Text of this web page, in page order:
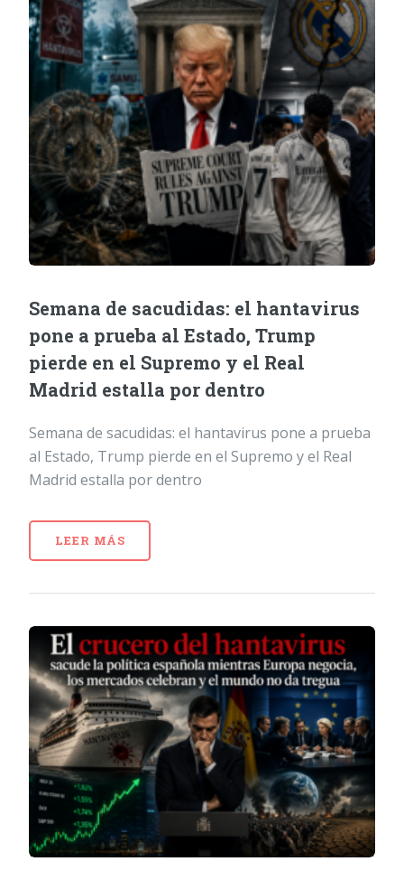
Semana de sacudidas: el hantavirus
pone a prueba al Estado, Trump
pierde en el Supremo y el Real
Madrid estalla por dentro
Semana de sacudidas: el hantavirus pone a prueba
al Estado, Trump pierde en el Supremo y el Real
Madrid estalla por dentro
LEER MÁS